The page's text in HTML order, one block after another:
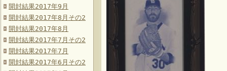
開封結果2017年9月
開封結果2017年8月その2
開封結果2017年8月
開封結果2017年7月その2
開封結果2017年7月
開封結果2017年6月その2